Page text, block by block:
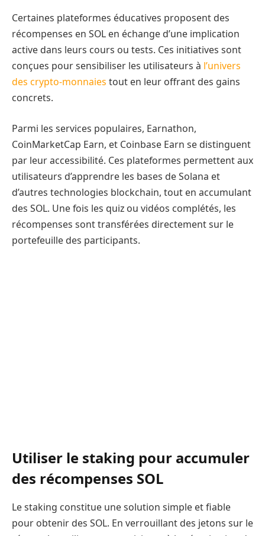
Certaines plateformes éducatives proposent des
récompenses en SOL en échange d’une implication
active dans leurs cours ou tests. Ces initiatives sont
conçues pour sensibiliser les utilisateurs à l’univers
des crypto-monnaies tout en leur offrant des gains
concrets.
Parmi les services populaires, Earnathon,
CoinMarketCap Earn, et Coinbase Earn se distinguent
par leur accessibilité. Ces plateformes permettent aux
utilisateurs d’apprendre les bases de Solana et
d’autres technologies blockchain, tout en accumulant
des SOL. Une fois les quiz ou vidéos complétés, les
récompenses sont transférées directement sur le
portefeuille des participants.
Utiliser le staking pour accumuler
des récompenses SOL
Le staking constitue une solution simple et fiable
pour obtenir des SOL. En verrouillant des jetons sur le